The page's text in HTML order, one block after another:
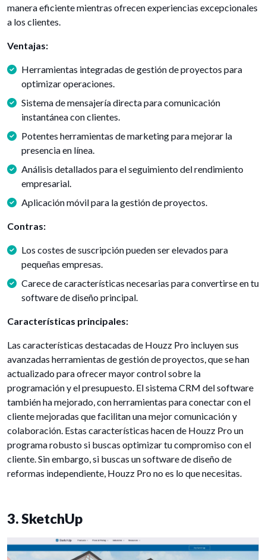
manera eficiente mientras ofrecen experiencias excepcionales
a los clientes.
Ventajas:
Herramientas integradas de gestión de proyectos para
optimizar operaciones.
Sistema de mensajería directa para comunicación
instantánea con clientes.
Potentes herramientas de marketing para mejorar la
presencia en línea.
Análisis detallados para el seguimiento del rendimiento
empresarial.
Aplicación móvil para la gestión de proyectos.
Contras:
Los costes de suscripción pueden ser elevados para
pequeñas empresas.
Carece de características necesarias para convertirse en tu
software de diseño principal.
Características principales:
Las características destacadas de Houzz Pro incluyen sus
avanzadas herramientas de gestión de proyectos, que se han
actualizado para ofrecer mayor control sobre la
programación y el presupuesto. El sistema CRM del software
también ha mejorado, con herramientas para conectar con el
cliente mejoradas que facilitan una mejor comunicación y
colaboración. Estas características hacen de Houzz Pro un
programa robusto si buscas optimizar tu compromiso con el
cliente. Sin embargo, si buscas un software de diseño de
reformas independiente, Houzz Pro no es lo que necesitas.
3. SketchUp